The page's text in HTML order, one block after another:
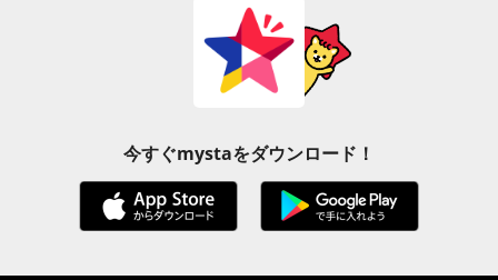
今すぐmystaをダウンロード！